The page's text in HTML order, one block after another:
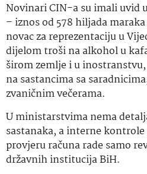
Novinari CIN-a su imali uvid
– iznos od 578 hiljada
novac za reprezentaciju u
dijelom troši na alkohol u
širom zemlje i u
na sastancima sa
zvaničnim večerama.
U ministarstvima nema
sastanaka, a interne
provjeru računa rade samo
državnih institucija BiH.